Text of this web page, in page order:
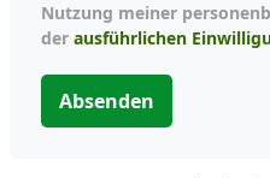
Nutzung meiner
der ausführlichen
Absenden